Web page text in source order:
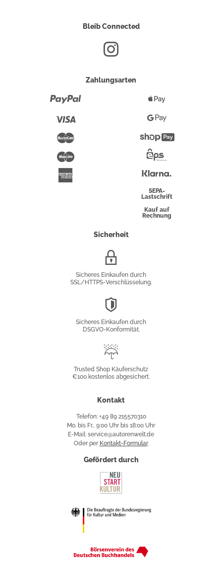
Bleib Connected
Zahlungsarten
Maestro
Pay
Google
Pay
Überweisung
SEPA-
Lastschrift
Kauf auf
Rechnung
Sicherheit
Sicheres Einkaufen durch
SSL/HTTPS-Verschlüsselung.
Sicheres Einkaufen durch
DSGVO-Konformität.
Käuferschutz
Trusted Shop Käuferschutz
€100 kostenlos abgesichert.
Kontakt
Telefon: +49 89 215570310
Mo. bis Fr., 9:00 Uhr bis 18:00 Uhr
E-Mail: service@autorenwelt.de
Oder per Kontakt-Formular.
Gefördert durch